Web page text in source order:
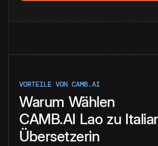
VORTEILE VON CAMB.AI
Warum Wählen
CAMB.AI Lao zu
Übersetzerin